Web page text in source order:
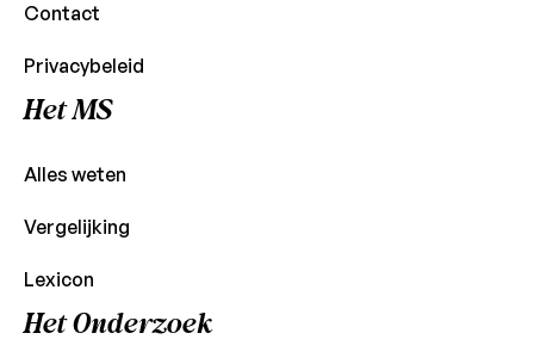
Contact
Privacybeleid
Het MS
Alles weten
Vergelijking
Lexicon
Het Onderzoek